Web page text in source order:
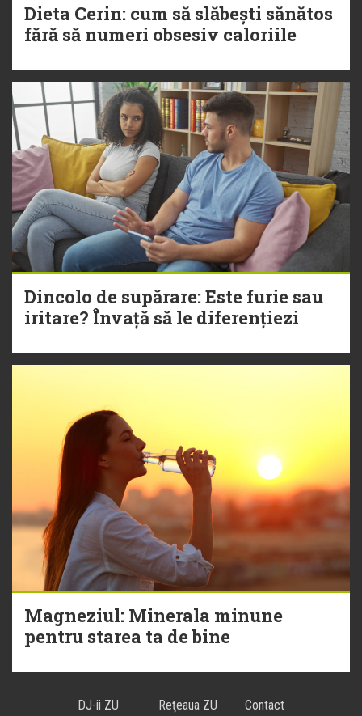
Dieta Cerin: cum să slăbești sănătos
fără să numeri obsesiv caloriile
Dincolo de supărare: Este furie sau
iritare? Învață să le diferențiezi
Magneziul: Minerala minune
pentru starea ta de bine
DJ-ii ZU Reţeaua ZU
Contact